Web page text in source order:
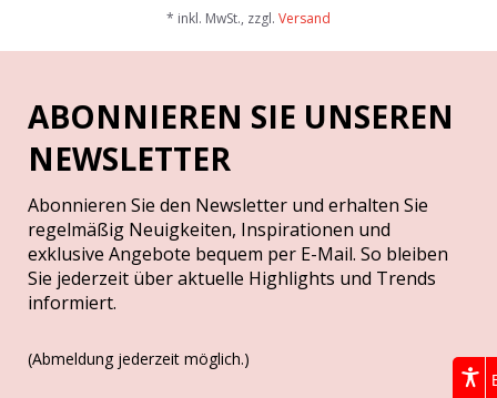
* inkl. MwSt., zzgl. Versand
ABONNIEREN SIE UNSEREN
NEWSLETTER
Abonnieren Sie den Newsletter und erhalten Sie
regelmäßig Neuigkeiten, Inspirationen und
exklusive Angebote bequem per E-Mail. So bleiben
Sie jederzeit über aktuelle Highlights und Trends
informiert.
(Abmeldung jederzeit möglich.)